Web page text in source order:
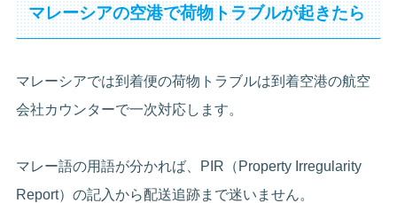
マレーシアの空港で荷物トラブルが起きたら
マレーシアでは到着便の荷物トラブルは到着空港の航空
会社カウンターで一次対応します。
マレー語の用語が分かれば、PIR（Property Irregularity
Report）の記入から配送追跡まで迷いません。